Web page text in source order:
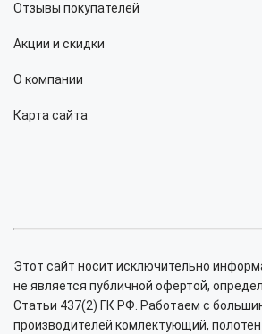
Отзывы покупателей
Акции и скидки
О компании
Карта сайта
Этот сайт носит исключительно
не является публичной офертой,
Статьи 437(2) ГК РФ. Работаем с
производителей комлектующий,